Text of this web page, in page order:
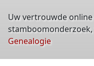
Uw vertrouwde
Genealogie